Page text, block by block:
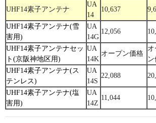
UHF14素子アンテナ
UA
14
10,637
UHF14素子アンテナ(雪
害用)
UA
14G
12,056
UHF14素子アンテナセッ
ト(京阪神地区用)
UA
14K
オープン価格
UHF14素子アンテナ(ス
テンレス)
UA
14S
22,088
UHF14素子アンテナ(塩
害用)
UA
14Z
11,044